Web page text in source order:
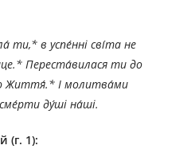
ти,* в успе́нні сві́та не
Переста́вилася ти до
Життя́.* І молитва́ми
ду́ші на́ші.
(г. 1):